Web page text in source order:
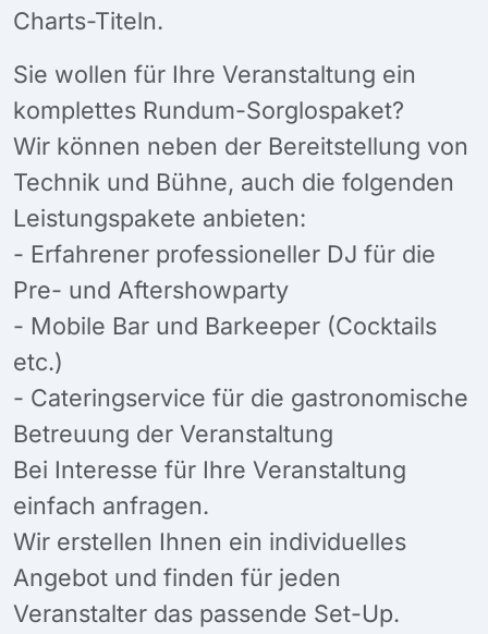
Charts-Titeln.
Sie wollen für Ihre Veranstaltung ein
komplettes Rundum-Sorglospaket?
Wir können neben der Bereitstellung von
Technik und Bühne, auch die folgenden
Leistungspakete anbieten:
- Erfahrener professioneller DJ für die
Pre- und Aftershowparty
- Mobile Bar und Barkeeper (Cocktails
etc.)
- Cateringservice für die gastronomische
Betreuung der Veranstaltung
Bei Interesse für Ihre Veranstaltung
einfach anfragen.
Wir erstellen Ihnen ein individuelles
Angebot und finden für jeden
Veranstalter das passende Set-Up.